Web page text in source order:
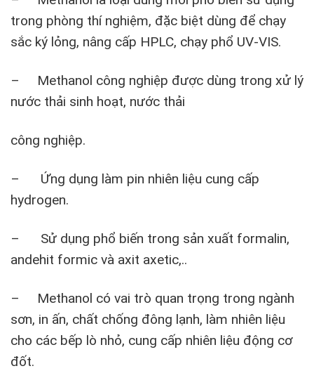
trong phòng thí nghiệm, đặc biệt dùng để chạy
sắc ký lỏng, nâng cấp HPLC, chạy phổ UV-VIS.
– Methanol công nghiệp được dùng trong xử lý
nước thải sinh hoạt, nước thải
công nghiệp.
– Ứng dụng làm pin nhiên liệu cung cấp
hydrogen.
– Sử dụng phổ biến trong sản xuất formalin,
andehit formic và axit axetic,..
– Methanol có vai trò quan trọng trong ngành
sơn, in ấn, chất chống đông lạnh, làm nhiên liệu
cho các bếp lò nhỏ, cung cấp nhiên liệu động cơ
đốt.